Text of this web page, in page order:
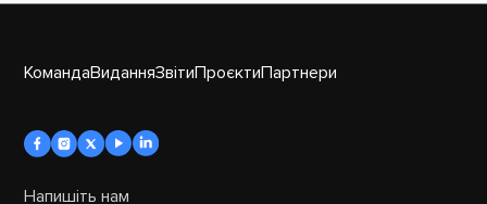
КомандаВиданняЗвітиПроєктиПартнери
Напишіть нам